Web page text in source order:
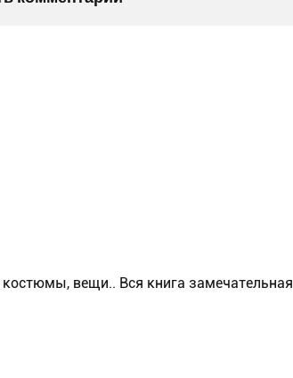
вещи.. Вся книга замечательная